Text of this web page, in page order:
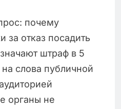
почему
за отказ посадить
штраф в 5
слова публичной
органы не